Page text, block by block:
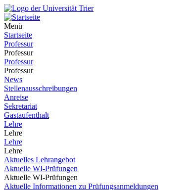
Menü
Startseite
Professur
Professur
Professur
Professur
News
Stellenausschreibungen
Anreise
Sekretariat
Gastaufenthalt
Lehre
Lehre
Lehre
Lehre
Aktuelles Lehrangebot
Aktuelle WI-Prüfungen
Aktuelle WI-Prüfungen
Aktuelle Informationen zu Prüfungsanmeldungen